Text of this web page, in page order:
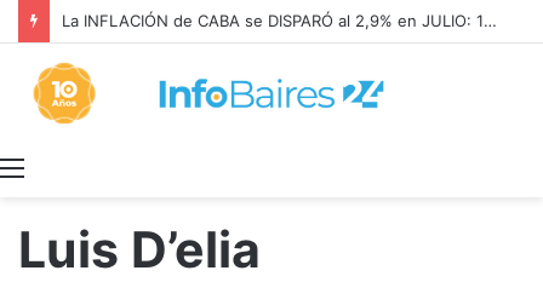
SALUD MENTAL: CONDENARON a META a PAGAR US$567 MILLONES
Luis D’elia